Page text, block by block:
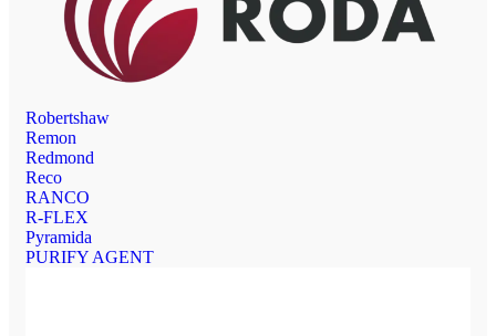
Robertshaw
Remon
Redmond
Reco
RANCO
R-FLEX
Pyramida
PURIFY AGENT